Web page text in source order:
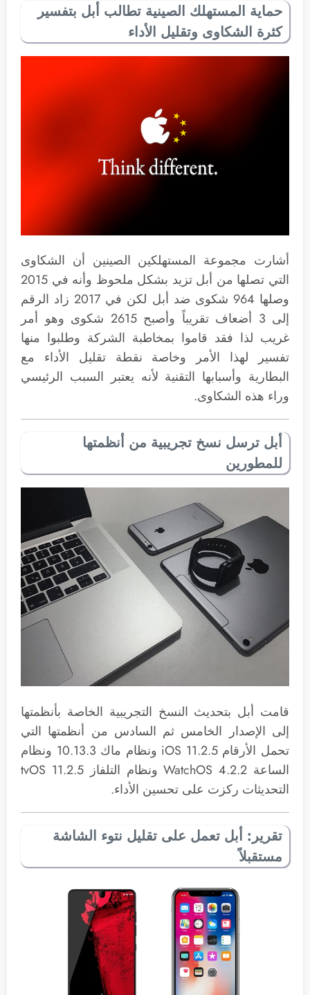
حماية المستهلك الصينية تطالب أبل بتفسير
كثرة الشكاوى وتقليل الأداء
أشارت مجموعة المستهلكين الصينين أن الشكاوى
التي تصلها من أبل تزيد بشكل ملحوظ وأنه في 2015
وصلها 964 شكوى ضد أبل لكن في 2017 زاد الرقم
إلى 3 أضعاف تقريباً وأصبح 2615 شكوى وهو أمر
غريب لذا فقد قاموا بمخاطبة الشركة وطلبوا منها
تفسير لهذا الأمر وخاصة نقطة تقليل الأداء مع
البطارية وأسبابها التقنية لأنه يعتبر السبب الرئيسي
وراء هذه الشكاوى.
أبل ترسل نسخ تجريبية من أنظمتها
للمطورين
قامت أبل بتحديث النسخ التجريبية الخاصة بأنظمتها
إلى الإصدار الخامس ثم السادس من أنظمتها التي
تحمل الأرقام iOS 11.2.5 ونظام ماك 10.13.3 ونظام
الساعة WatchOS 4.2.2 ونظام التلفاز tvOS 11.2.5
التحديثات ركزت على تحسين الأداء.
تقرير: أبل تعمل على تقليل نتوء الشاشة
مستقبلاً